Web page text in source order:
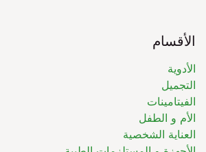
الأقسام
الأدوية
التجميل
الفيتامينات
الأم و الطفل
العناية الشخصية